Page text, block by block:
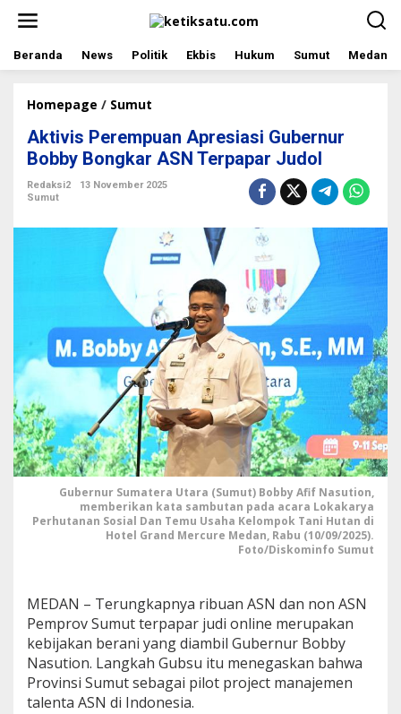
t
Beranda News Politik Ekbis Hukum Sumut Medan
Homepage / Sumut
t
v
i
e
r
e
p
u
a
n
A
p
r
e
s
i
a
s
i
G
u
b
u
r
B
o
b
b
y
Aktivis Perempuan Apresiasi Gubernur
Bobby Bongkar ASN Terpapar Judol
Redaksi2
13 November 2025
Sumut
Gubernur Sumatera Utara (Sumut) Bobby Afif Nasution,
memberikan kata sambutan pada acara Lokakarya
Perhutanan Sosial Dan Temu Usaha Kelompok Tani Hutan di
Hotel Grand Mercure Medan, Rabu (10/09/2025).
Foto/Diskominfo Sumut
MEDAN – Terungkapnya ribuan ASN dan non ASN
Pemprov Sumut terpapar judi online merupakan
kebijakan berani yang diambil Gubernur Bobby
Nasution. Langkah Gubsu itu menegaskan bahwa
Provinsi Sumut sebagai pilot project manajemen
talenta ASN di Indonesia.